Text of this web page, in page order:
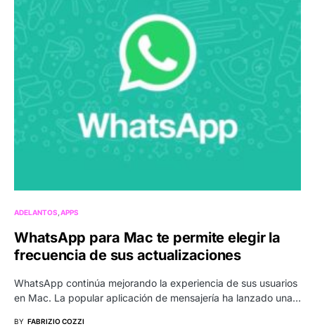
ADELANTOS APPS
WhatsApp para Mac te permite elegir la
frecuencia de sus actualizaciones
WhatsApp continúa mejorando la experiencia de sus usuarios
en Mac. La popular aplicación de mensajería ha lanzado una…
BY FABRIZIO COZZI